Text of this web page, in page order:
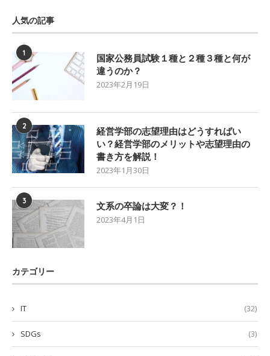
人気の記事
1
国家公務員試験１種と２種３種と何が
違うのか？
2023年2月19日
2
経営学部の志望理由はどうすればい
い？経営学部のメリットや志望理由の
書き方を解説！
2023年1月30日
3 文系の卒論は大変？！
2023年4月1日
カテゴリー
IT (32)
SDGs (3)